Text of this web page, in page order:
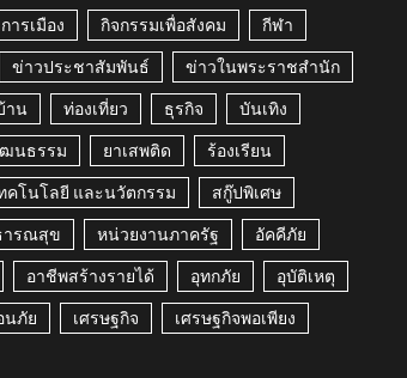
การเมือง กิจกรรมเพื่อสังคม กีฬา
ข่าวประชาสัมพันธ์ ข่าวในพระราชสำนัก
าน ท่องเที่ยว ธุรกิจ บันเทิง
นธรรม ยาเสพติด ร้องเรียน
คโนโลยี และนวัตกรรม สกู๊ปพิเศษ
ารณสุข หน่วยงานภาครัฐ อัคคีภัย
อาชีพสร้างรายได้ อุทกภัย อุบัติเหตุ
นภัย เศรษฐกิจ เศรษฐกิจพอเพียง